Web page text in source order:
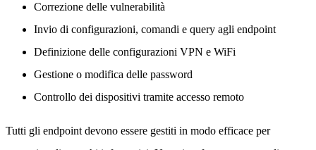
Correzione delle vulnerabilità
Invio di configurazioni, comandi e query agli endpoint
Definizione delle configurazioni VPN e WiFi
Gestione o modifica delle password
Controllo dei dispositivi tramite accesso remoto
Tutti gli endpoint devono essere gestiti in modo efficace per